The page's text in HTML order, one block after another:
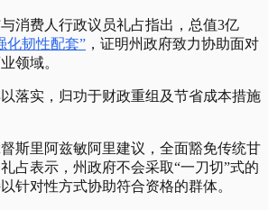
消费人行政议员礼占指出，总值3亿
化韧性配套” ，证明州政府致力协助面对
领域。
落实，归功于财政重组及节省成本措施
斯里阿兹敏阿里建议，全面豁免传统甘
占表示，州政府不会采取“一刀切”式的
针对性方式协助符合资格的群体。